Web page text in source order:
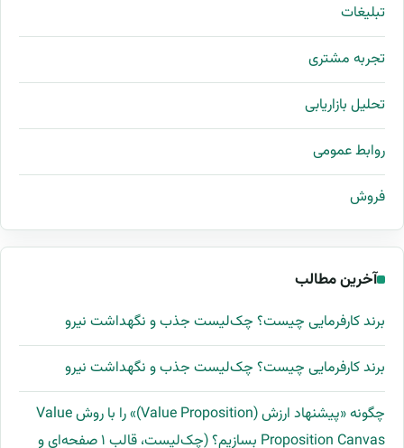
تبلیغات
تجربه مشتری
تحلیل بازاریابی
روابط عمومی
فروش
آخرین مطالب
برند کارفرمایی چیست؟ چک‌لیست جذب و نگهداشت نیرو
برند کارفرمایی چیست؟ چک‌لیست جذب و نگهداشت نیرو
چگونه «پیشنهاد ارزش (Value Proposition)» را با روش Value
Proposition Canvas بسازیم؟ (چک‌لیست، قالب ۱ صفحه‌ای و